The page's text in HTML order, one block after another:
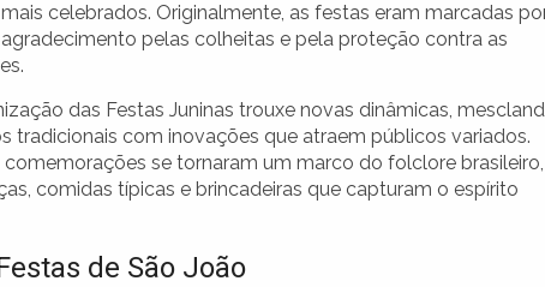
celebrados. Originalmente, as festas eram marcadas
pelas colheitas e pela proteção contra as
das Festas Juninas trouxe novas dinâmicas,
tradicionais com inovações que atraem públicos variados.
comemorações se tornaram um marco do folclore brasileiro,
comidas típicas e brincadeiras que capturam o espírito
de São João